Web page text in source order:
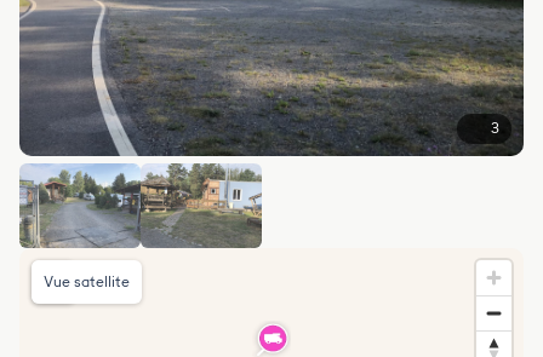
3
Vue satellite